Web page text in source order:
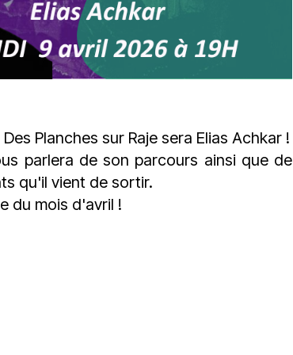
Planches sur Raje sera Elias Achkar !
parlera de son parcours ainsi que de
qu'il vient de sortir.
du mois d'avril !